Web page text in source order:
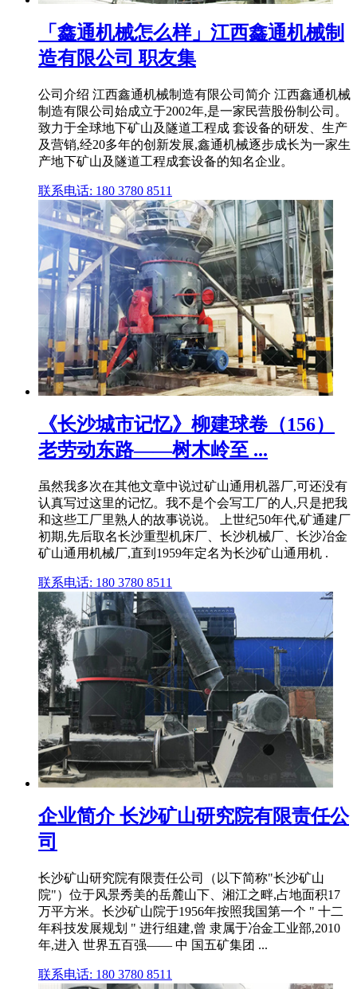
「鑫通机械怎么样」江西鑫通机械制
造有限公司 职友集
公司介绍 江西鑫通机械制造有限公司简介 江西鑫通机械
制造有限公司始成立于2002年,是一家民营股份制公司。
致力于全球地下矿山及隧道工程成 套设备的研发、生产
及营销,经20多年的创新发展,鑫通机械逐步成长为一家生
产地下矿山及隧道工程成套设备的知名企业。
联系电话: 180 3780 8511
《长沙城市记忆》柳建球卷（156）
老劳动东路——树木岭至 ...
虽然我多次在其他文章中说过矿山通用机器厂,可还没有
认真写过这里的记忆。我不是个会写工厂的人,只是把我
和这些工厂里熟人的故事说说。 上世纪50年代,矿通建厂
初期,先后取名长沙重型机床厂、长沙机械厂、长沙冶金
矿山通用机械厂,直到1959年定名为长沙矿山通用机 .
联系电话: 180 3780 8511
企业简介 长沙矿山研究院有限责任公
司
长沙矿山研究院有限责任公司（以下简称"长沙矿山
院"）位于风景秀美的岳麓山下、湘江之畔,占地面积17
万平方米。长沙矿山院于1956年按照我国第一个 " 十二
年科技发展规划 " 进行组建,曾 隶属于冶金工业部,2010
年,进入 世界五百强—— 中 国五矿集团 ...
联系电话: 180 3780 8511